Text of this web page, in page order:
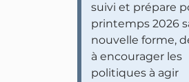
suivi et prépare
printemps 2026
nouvelle forme,
à encourager les
politiques à agir